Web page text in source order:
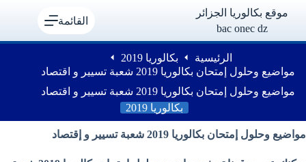
موقع بكالوريا الجزائر
bac onec dz
القائمة
الرئيسية
بكالوريا 2019
مواضيع وحلول إمتحان بكالوريا 2019 شعبة تسيير و اقتصاد
مواضيع وحلول إمتحان بكالوريا 2019 شعبة تسيير و اقتصاد
بكالوريا 2019
مواضيع وحلول إمتحان بكالوريا 2019 شعبة تسيير و إقتصاد